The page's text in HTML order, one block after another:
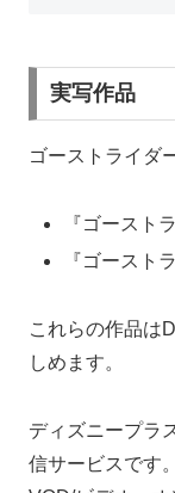
実写作品
ゴーストライダ
『ゴースト
『ゴースト
これらの作品は
しめます。
ディズニープラ
信サービスです。